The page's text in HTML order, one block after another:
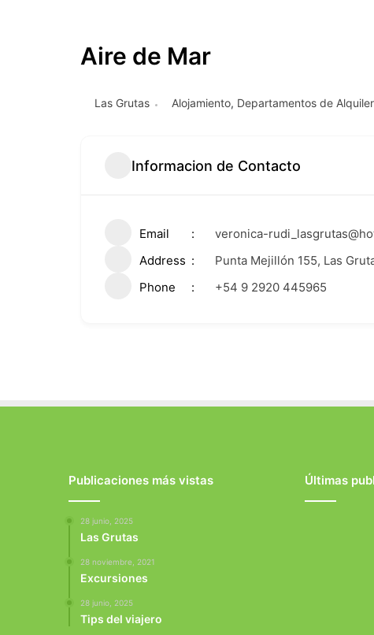
Aire de Mar
Las Grutas Alojamiento, Departamentos de
Informacion de Contacto
Email
veronica-
Address
Punta Mejillón 155, Las
Phone
+54 9 2920 445965
Publicaciones más vistas
28 junio, 2025
Las Grutas
28 noviembre, 2021
Excursiones
28 junio, 2025
Tips del viajero
Últimas